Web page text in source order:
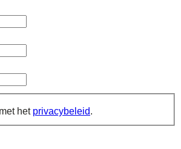
het privacybeleid.